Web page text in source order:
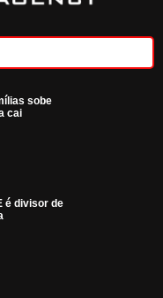
sobe
cai
é divisor de